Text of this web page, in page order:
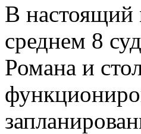
В настоящий
среднем 8
Романа и